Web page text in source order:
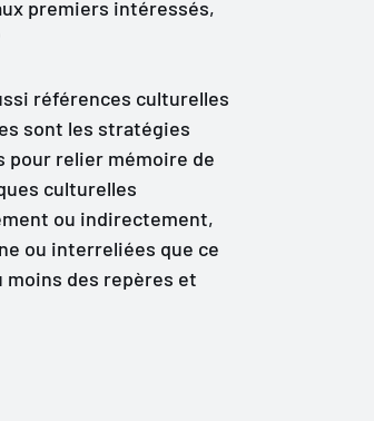
premiers intéressés,
références culturelles
sont les stratégies
pour relier mémoire de
culturelles
ou indirectement,
ou interreliées que ce
des repères et